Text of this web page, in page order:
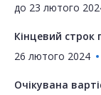
до 23 лютого
Кінцевий строк
26 лютого 2024
Очікувана